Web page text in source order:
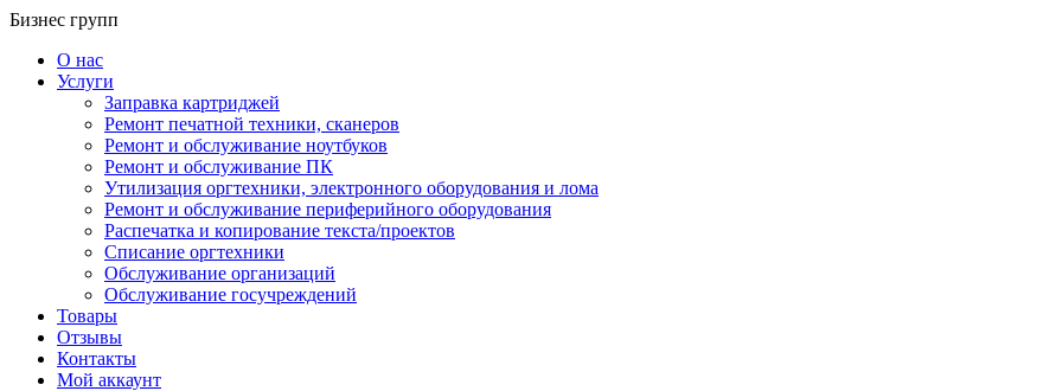
Перейти
содержанию
Бизнес групп
О нас
Услуги
Заправка картриджей
Ремонт печатной техники, сканеров
Ремонт и обслуживание ноутбуков
Ремонт и обслуживание ПК
Утилизация оргтехники, электронного оборудования и лома
Ремонт и обслуживание периферийного оборудования
Распечатка и копирование текста/проектов
Списание оргтехники
Обслуживание организаций
Обслуживание госучреждений
Товары
Отзывы
Контакты
Мой аккаунт